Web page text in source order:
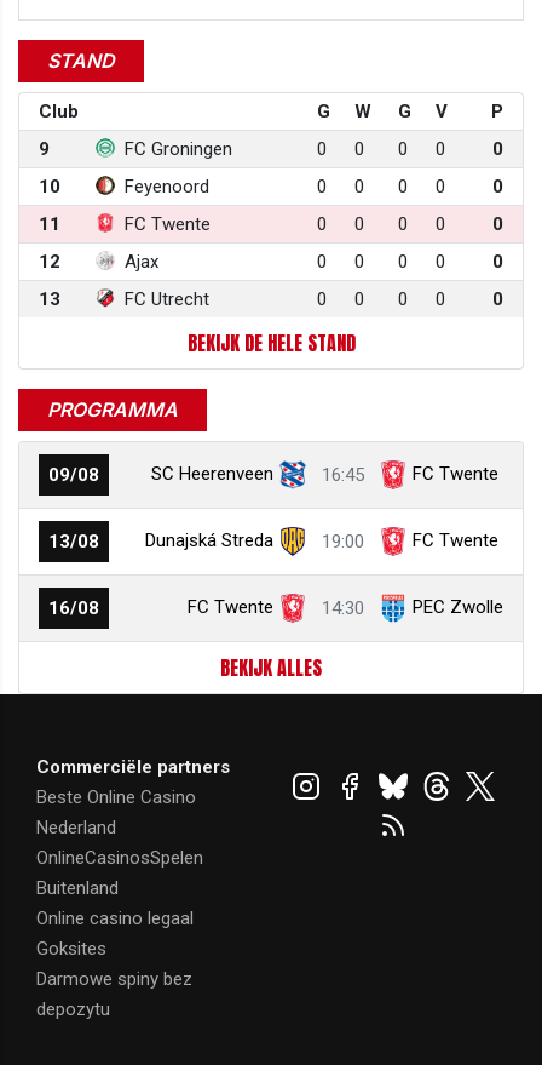
STAND
Club G W G V
P
9
FC Groningen 0 0 0 0
0
10
Feyenoord 0 0 0 0
0
11
FC Twente 0 0 0 0
0
12
Ajax 0 0 0 0
0
13
FC Utrecht 0 0 0 0 0
BEKIJK DE HELE STAND
PROGRAMMA
09/08 SC Heerenveen 16:45 FC Twente
13/08 Dunajská Streda 19:00 FC Twente
16/08 FC Twente 14:30 PEC Zwolle
BEKIJK ALLES
Commerciële partners
Beste Online Casino
Nederland
OnlineCasinosSpelen
Buitenland
Online casino legaal
Goksites
Darmowe spiny bez
depozytu